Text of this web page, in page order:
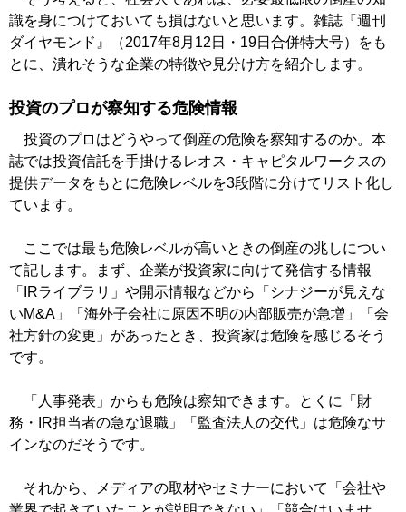
識を身につけておいても損はないと思います。雑誌『週刊
ダイヤモンド』（2017年8月12日・19日合併特大号）をも
とに、潰れそうな企業の特徴や見分け方を紹介します。
投資のプロが察知する危険情報
投資のプロはどうやって倒産の危険を察知するのか。本
誌では投資信託を手掛けるレオス・キャピタルワークスの
提供データをもとに危険レベルを3段階に分けてリスト化し
ています。
ここでは最も危険レベルが高いときの倒産の兆しについ
て記します。まず、企業が投資家に向けて発信する情報
「IRライブラリ」や開示情報などから「シナジーが見えな
いM&A」「海外子会社に原因不明の内部販売が急増」「会
社方針の変更」があったとき、投資家は危険を感じるそう
です。
「人事発表」からも危険は察知できます。とくに「財
務・IR担当者の急な退職」「監査法人の交代」は危険なサ
インなのだそうです。
それから、メディアの取材やセミナーにおいて「会社や